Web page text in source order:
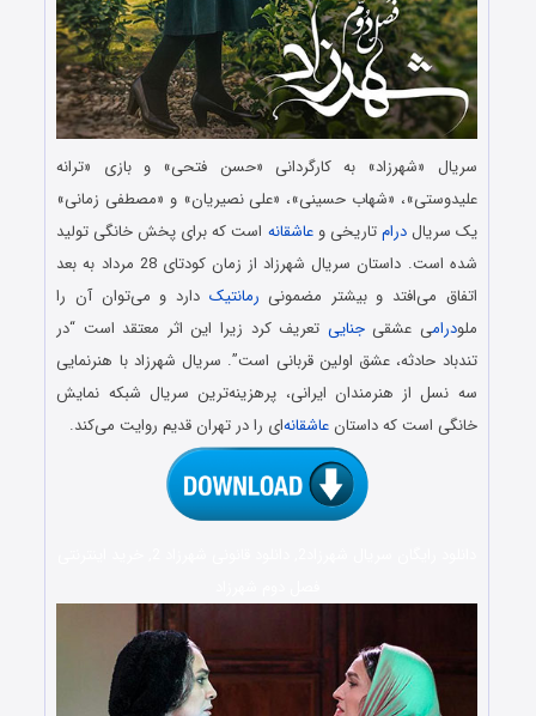
سریال «شهرزاد» به کارگردانی «حسن فتحی» و بازی «ترانه
علیدوستی»، «شهاب حسینی»، «علی نصیریان» و «مصطفی زمانی»
یک سریالدرامتاریخی وعاشقانه است که برای پخش خانگی تولید
شده است. داستان سریال شهرزاد از زمان کودتای 28 مرداد به بعد
اتفاق می‌افتد و بیشتر مضمونی رمانتیک دارد و می‌توان آن را
ملودرامی عشقیجنایی تعریف کرد زیرا این اثر معتقد است “در
تندباد حادثه، عشق اولین قربانی است”. سریال شهرزاد با هنرنمایی
سه نسل از هنرمندان ایرانی، پرهزینه‌ترین سریال شبکه نمایش
خانگی است که داستانعاشقانه‌ای را در تهران قدیم روایت می‌کند.